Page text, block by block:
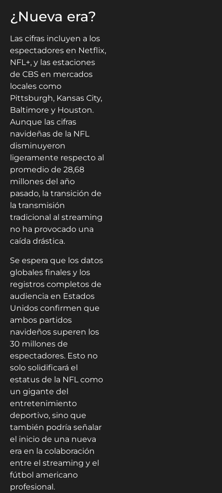
¿Nueva era?
Las cifras incluyen a los
espectadores en Netflix,
NFL+, y las estaciones
de CBS en mercados
locales como
Pittsburgh, Kansas City,
Baltimore y Houston.
Aunque las cifras
navideñas de la NFL
disminuyeron
ligeramente respecto al
promedio de 28,68
millones del año
pasado, la transición de
la transmisión
tradicional al streaming
no ha provocado una
caída drástica.
Se espera que los datos
globales finales y los
registros completos de
audiencia en Estados
Unidos confirmen que
ambos partidos
navideños superen los
30 millones de
espectadores. Esto no
solo solidificará el
estatus de la NFL como
un gigante del
entretenimiento
deportivo, sino que
también podría señalar
el inicio de una nueva
era en la colaboración
entre el streaming y el
fútbol americano
profesional.